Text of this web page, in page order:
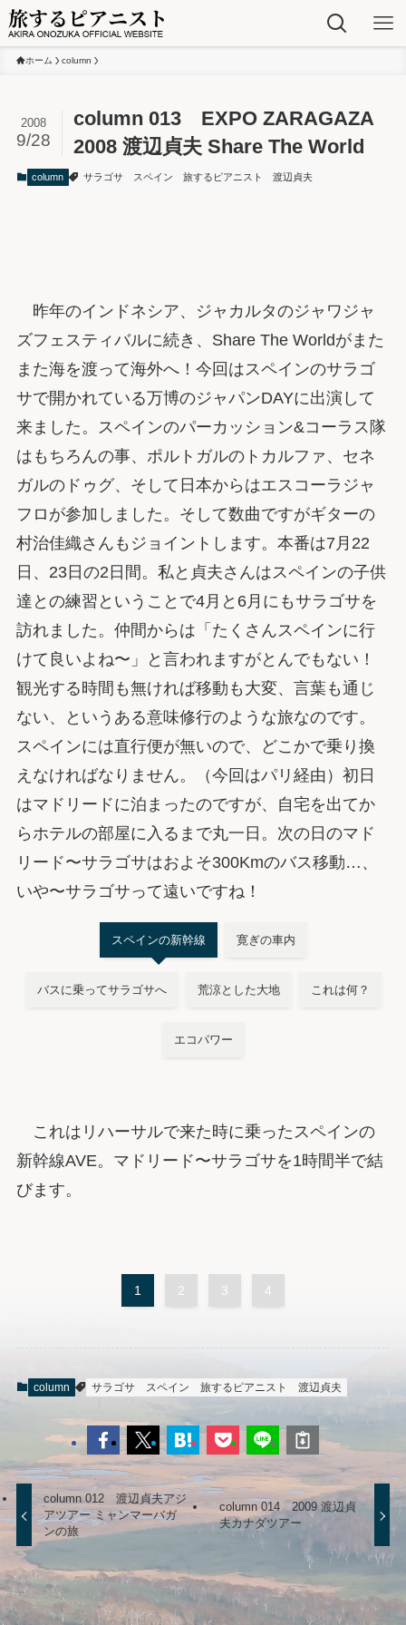
ホーム column
column 013 EXPO ZARAGAZA
2008 渡辺貞夫 Share The World
2008
9/28
column サラゴサ スペイン 旅するピアニスト 渡辺貞夫
昨年のインドネシア、ジャカルタのジャワジャ
ズフェスティバルに続き、Share The Worldがまた
また海を渡って海外へ！今回はスペインのサラゴ
サで開かれている万博のジャパンDAYに出演して
来ました。スペインのパーカッション&コーラス隊
はもちろんの事、ポルトガルのトカルファ、セネ
ガルのドゥグ、そして日本からはエスコーラジャ
フロが参加しました。そして数曲ですがギターの
村治佳織さんもジョイントします。本番は7月22
日、23日の2日間。私と貞夫さんはスペインの子供
達との練習ということで4月と6月にもサラゴサを
訪れました。仲間からは「たくさんスペインに行
けて良いよね〜」と言われますがとんでもない！
観光する時間も無ければ移動も大変、言葉も通じ
ない、というある意味修行のような旅なのです。
スペインには直行便が無いので、どこかで乗り換
えなければなりません。（今回はパリ経由）初日
はマドリードに泊まったのですが、自宅を出てか
らホテルの部屋に入るまで丸一日。次の日のマド
リード〜サラゴサはおよそ300Kmのバス移動…、
いや〜サラゴサって遠いですね！
スペインの新幹線 寛ぎの車内
バスに乗ってサラゴサへ 荒涼とした大地 これは何？
エコパワー
これはリハーサルで来た時に乗ったスペインの
新幹線AVE。マドリード〜サラゴサを1時間半で結
びます。
1 2 3 4
column サラゴサ スペイン 旅するピアニスト 渡辺貞夫
column 012 渡辺貞夫アジ
アツアー ミャンマーバガ
ンの旅
column 014 2009 渡辺貞
夫カナダツアー